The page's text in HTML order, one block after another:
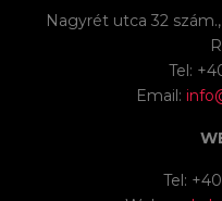
Nagyrét utca 32
Tel:
Email:
Tel: